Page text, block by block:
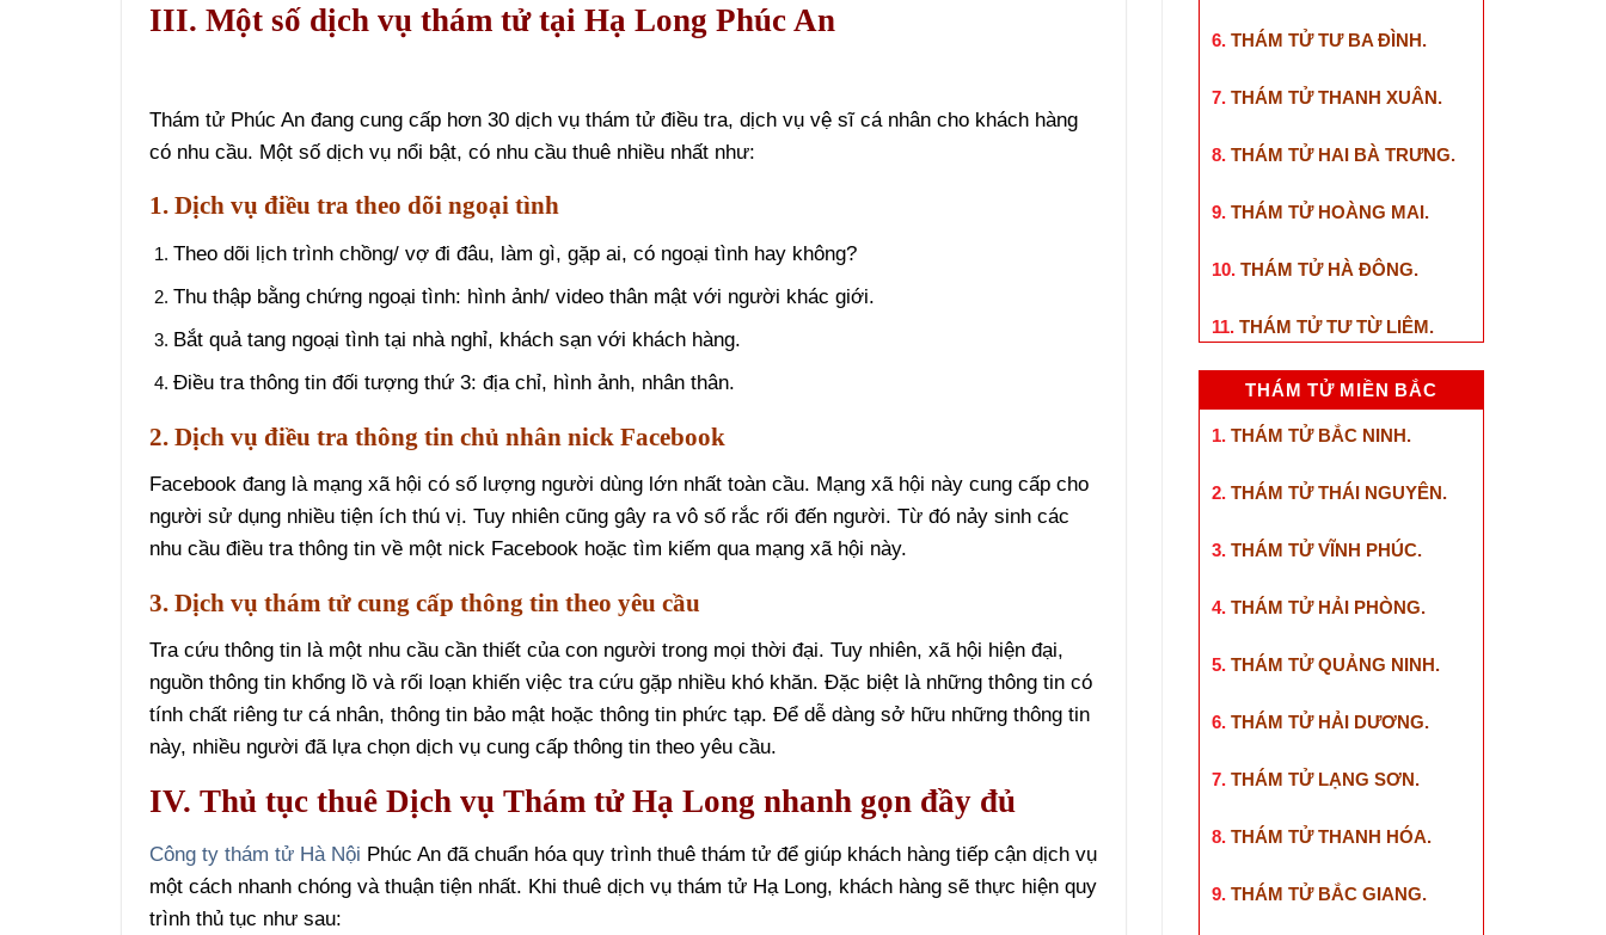
III. Một số dịch vụ thám tử tại Hạ Long Phúc An
Thám tử Phúc An đang cung cấp hơn 30 dịch vụ thám tử điều tra, dịch vụ vệ sĩ cá nhân cho khách hàng
có nhu cầu. Một số dịch vụ nổi bật, có nhu cầu thuê nhiều nhất như:
1. Dịch vụ điều tra theo dõi ngoại tình
Theo dõi lịch trình chồng/ vợ đi đâu, làm gì, gặp ai, có ngoại tình hay không?
Thu thập bằng chứng ngoại tình: hình ảnh/ video thân mật với người khác giới.
Bắt quả tang ngoại tình tại nhà nghỉ, khách sạn với khách hàng.
Điều tra thông tin đối tượng thứ 3: địa chỉ, hình ảnh, nhân thân.
2. Dịch vụ điều tra thông tin chủ nhân nick Facebook
Facebook đang là mạng xã hội có số lượng người dùng lớn nhất toàn cầu. Mạng xã hội này cung cấp cho
người sử dụng nhiều tiện ích thú vị. Tuy nhiên cũng gây ra vô số rắc rối đến người. Từ đó nảy sinh các
nhu cầu điều tra thông tin về một nick Facebook hoặc tìm kiếm qua mạng xã hội này.
3. Dịch vụ thám tử cung cấp thông tin theo yêu cầu
Tra cứu thông tin là một nhu cầu cần thiết của con người trong mọi thời đại. Tuy nhiên, xã hội hiện đại,
nguồn thông tin khổng lồ và rối loạn khiến việc tra cứu gặp nhiều khó khăn. Đặc biệt là những thông tin có
tính chất riêng tư cá nhân, thông tin bảo mật hoặc thông tin phức tạp. Để dễ dàng sở hữu những thông tin
này, nhiều người đã lựa chọn dịch vụ cung cấp thông tin theo yêu cầu.
IV. Thủ tục thuê Dịch vụ Thám tử Hạ Long nhanh gọn đầy đủ
Công ty thám tử Hà Nội Phúc An đã chuẩn hóa quy trình thuê thám tử để giúp khách hàng tiếp cận dịch vụ
một cách nhanh chóng và thuận tiện nhất. Khi thuê dịch vụ thám tử Hạ Long, khách hàng sẽ thực hiện quy
trình thủ tục như sau:
6. THÁM TỬ TƯ BA ĐÌNH.
7. THÁM TỬ THANH XUÂN.
8. THÁM TỬ HAI BÀ TRƯNG.
9. THÁM TỬ HOÀNG MAI.
10. THÁM TỬ HÀ ĐÔNG.
11. THÁM TỬ TƯ TỪ LIÊM.
THÁM TỬ MIỀN BẮC
1. THÁM TỬ BẮC NINH.
2. THÁM TỬ THÁI NGUYÊN.
3. THÁM TỬ VĨNH PHÚC.
4. THÁM TỬ HẢI PHÒNG.
5. THÁM TỬ QUẢNG NINH.
6. THÁM TỬ HẢI DƯƠNG.
7. THÁM TỬ LẠNG SƠN.
8. THÁM TỬ THANH HÓA.
9. THÁM TỬ BẮC GIANG.